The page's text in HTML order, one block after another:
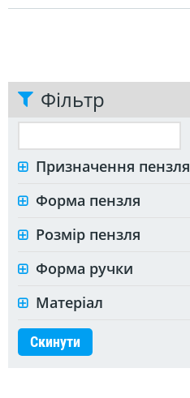
Фільтр
Призначення пензля
Форма пензля
Розмір пензля
Форма ручки
Матеріал
Скинути